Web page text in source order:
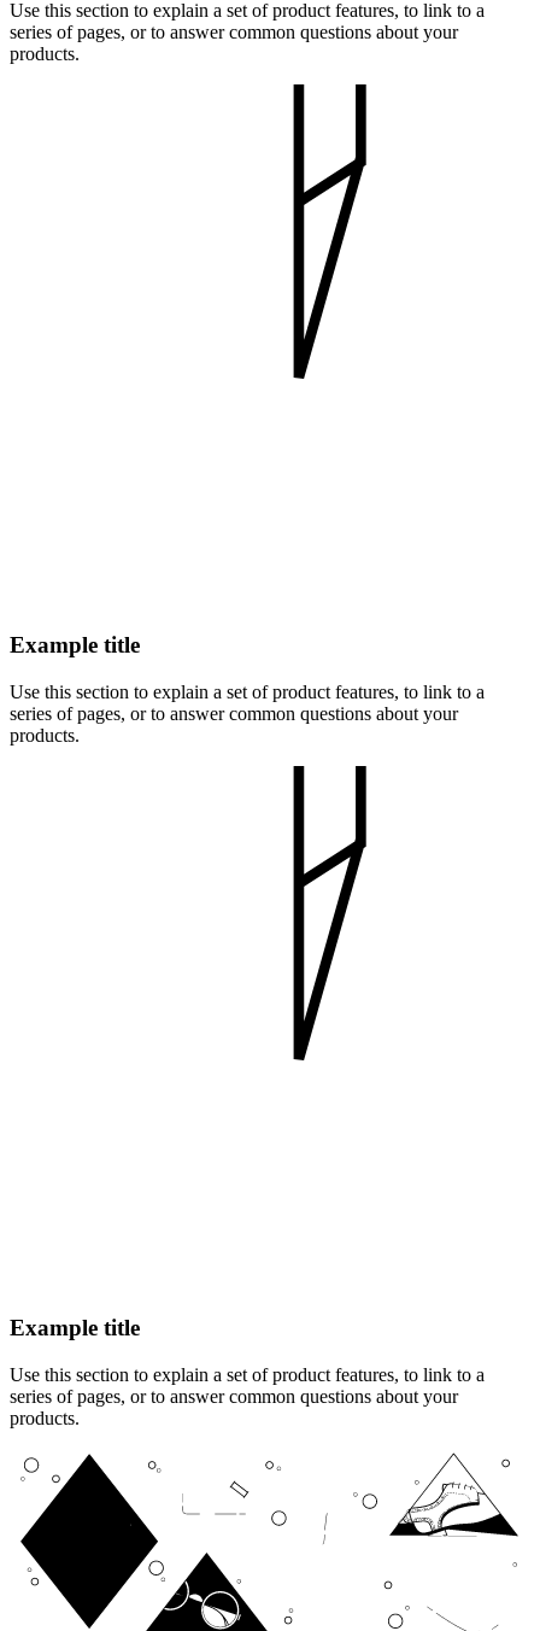
Use this section to explain a set of product features, to link to a
series of pages, or to answer common questions about your
products.
Example title
Use this section to explain a set of product features, to link to a
series of pages, or to answer common questions about your
products.
Example title
Use this section to explain a set of product features, to link to a
series of pages, or to answer common questions about your
products.